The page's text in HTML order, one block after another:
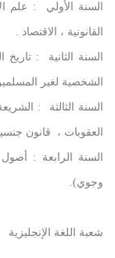
السنة الأولي : علم
القانونية ، الاقتصاد .
السنة الثانية : تاريخ
الشخصية لغير
السنة الثالثة :
العقوبات ، قانون
السنة الرابعة : أصول
وجوي).
شعبة اللغة الإنجليزية